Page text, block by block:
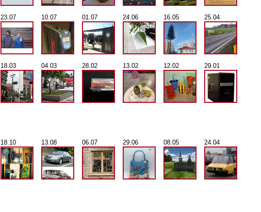
23.07 10.07 01.07 24.06 16.05 25.04
18.03 04.03 28.02 13.02 12.02 29.01
18.10 13.08 06.07 29.06 08.05 24.04